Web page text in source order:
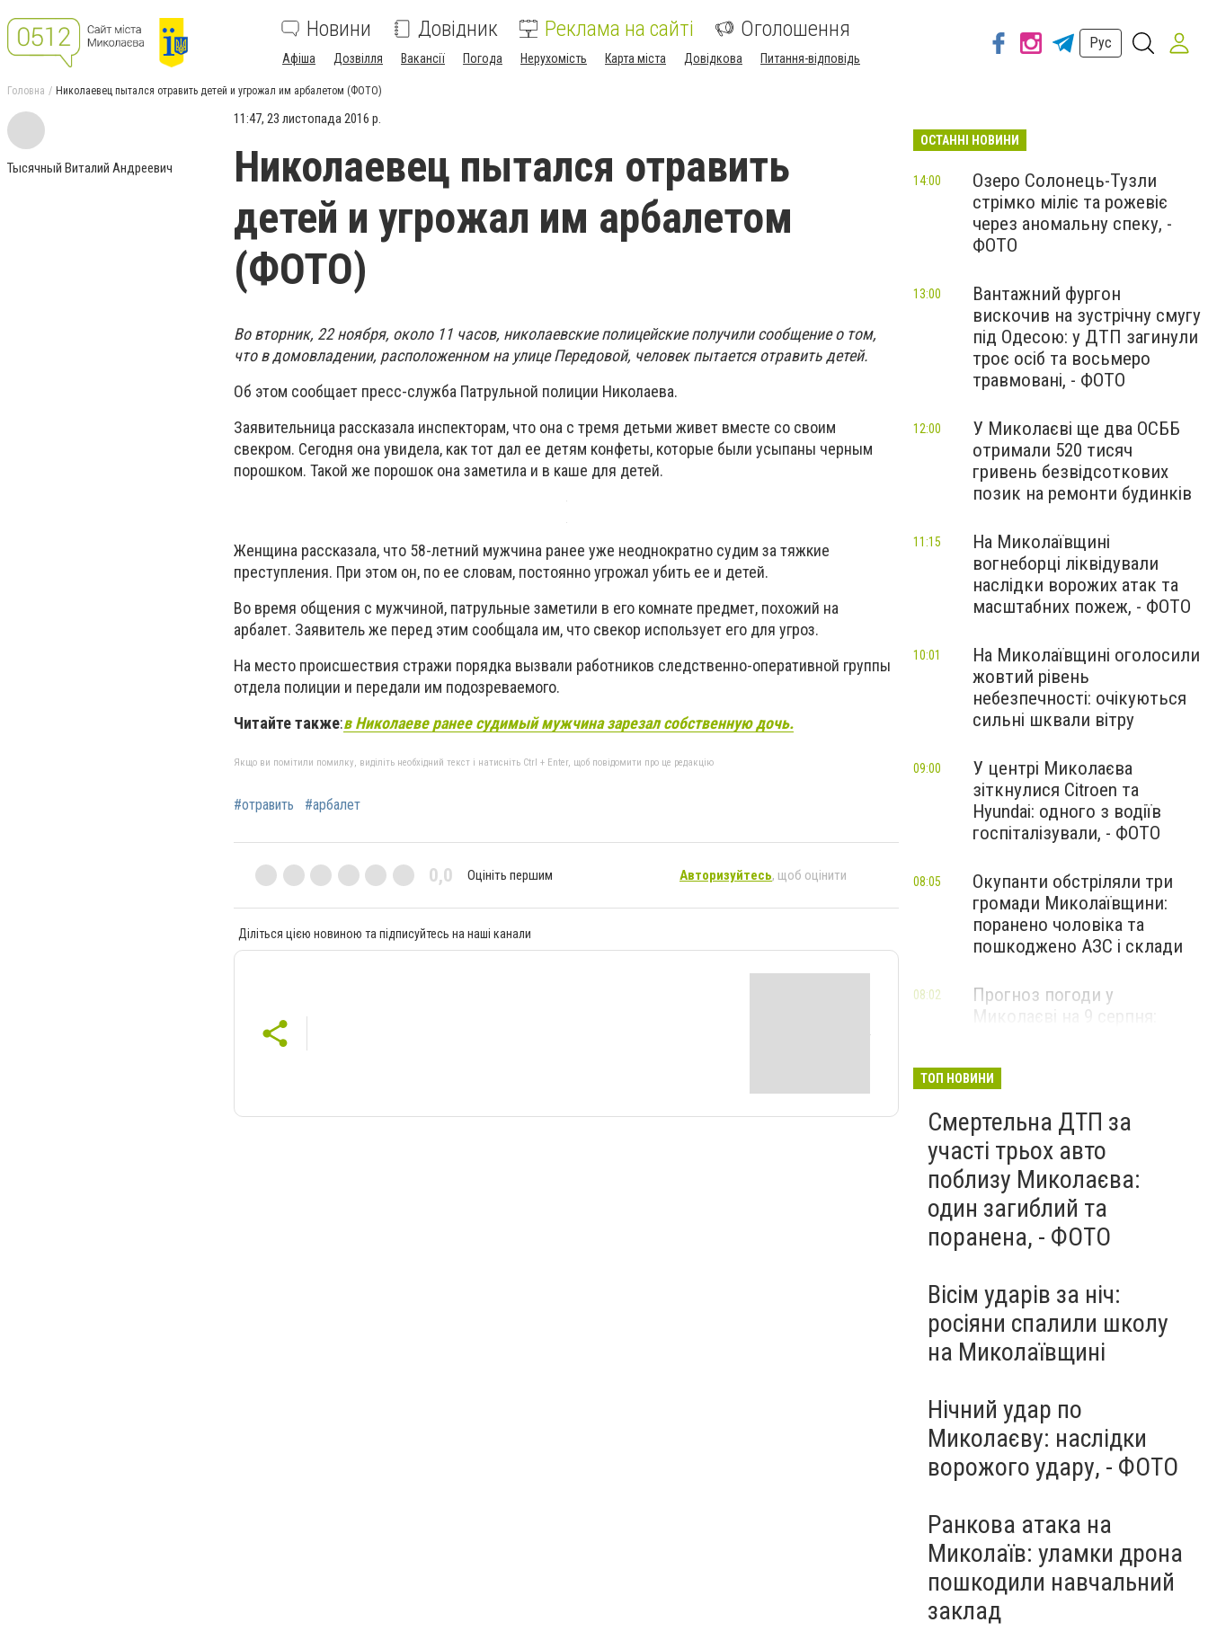
Новини Довідник Реклама на сайті Оголошення
Афіша Дозвілля Вакансії Погода Нерухомість Карта міста Довідкова Питання-відповідь
Рус
Головна Николаевец пытался отравить детей и угрожал им арбалетом (ФОТО)
Тысячный Виталий Андреевич
11:47, 23 листопада 2016 р.
Николаевец пытался отравить
детей и угрожал им арбалетом
(ФОТО)
Во вторник, 22 ноября, около 11 часов, николаевские полицейские получили сообщение о том,
что в домовладении, расположенном на улице Передовой, человек пытается отравить детей.
Об этом сообщает пресс-служба Патрульной полиции Николаева.
Заявительница рассказала инспекторам, что она с тремя детьми живет вместе со своим
свекром. Сегодня она увидела, как тот дал ее детям конфеты, которые были усыпаны черным
порошком. Такой же порошок она заметила и в каше для детей.
Женщина рассказала, что 58-летний мужчина ранее уже неоднократно судим за тяжкие
преступления. При этом он, по ее словам, постоянно угрожал убить ее и детей.
Во время общения с мужчиной, патрульные заметили в его комнате предмет, похожий на
арбалет. Заявитель же перед этим сообщала им, что свекор использует его для угроз.
На место происшествия стражи порядка вызвали работников следственно-оперативной группы
отдела полиции и передали им подозреваемого.
Читайте также:в Николаеве ранее судимый мужчина зарезал собственную дочь.
Якщо ви помітили помилку, виділіть необхідний текст і натисніть Ctrl + Enter, щоб повідомити про це редакцію
#отравить #арбалет
0,0 Оцініть першим Авторизуйтесь, щоб оцінити
Діліться цією новиною та підписуйтесь на наші канали
ОСТАННІ НОВИНИ
Озеро Солонець-Тузли
стрімко міліє та рожевіє
через аномальну спеку, -
ФОТО
14:00
Вантажний фургон
вискочив на зустрічну смугу
під Одесою: у ДТП загинули
троє осіб та восьмеро
травмовані, - ФОТО
13:00
У Миколаєві ще два ОСББ
отримали 520 тисяч
гривень безвідсоткових
позик на ремонти будинків
12:00
На Миколаївщині
вогнеборці ліквідували
наслідки ворожих атак та
масштабних пожеж, - ФОТО
11:15
На Миколаївщині оголосили
жовтий рівень
небезпечності: очікуються
сильні шквали вітру
10:01
У центрі Миколаєва
зіткнулися Citroen та
Hyundai: одного з водіїв
госпіталізували, - ФОТО
09:00
Окупанти обстріляли три
громади Миколаївщини:
поранено чоловіка та
пошкоджено АЗС і склади
08:05
Прогноз погоди у
Миколаєві на 9 серпня:
08:02
ТОП НОВИНИ
Смертельна ДТП за
участі трьох авто
поблизу Миколаєва:
один загиблий та
поранена, - ФОТО
Вісім ударів за ніч:
росіяни спалили школу
на Миколаївщині
Нічний удар по
Миколаєву: наслідки
ворожого удару, - ФОТО
Ранкова атака на
Миколаїв: уламки дрона
пошкодили навчальний
заклад